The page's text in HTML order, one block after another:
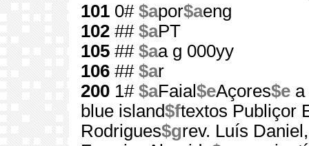
101 0# $apor$aeng
102 ## $aPT
105 ## $aa g 000yy
106 ## $ar
200 1# $aFaial$eAçores$e
blue island$ftextos Publiçor
Rodrigues$grev. Luís